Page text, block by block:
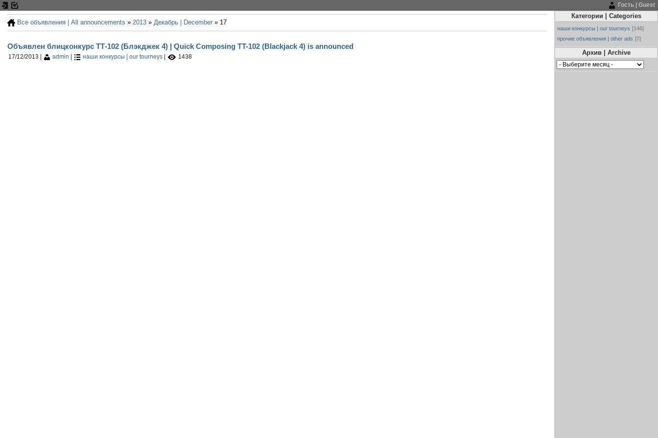
Гость | Guest
Все объявления | All announcements » 2013 » Декабрь | December » 17
Объявлен блицконкурс ТТ-102 (Блэкджек 4) | Quick Composing TT-102 (Blackjack 4) is announced
17/12/2013 admin наши конкурсы | our tourneys 1438
Категории | Categories
наши конкурсы | our tourneys [146]
прочие объявления | other ads [7]
Архив | Archive